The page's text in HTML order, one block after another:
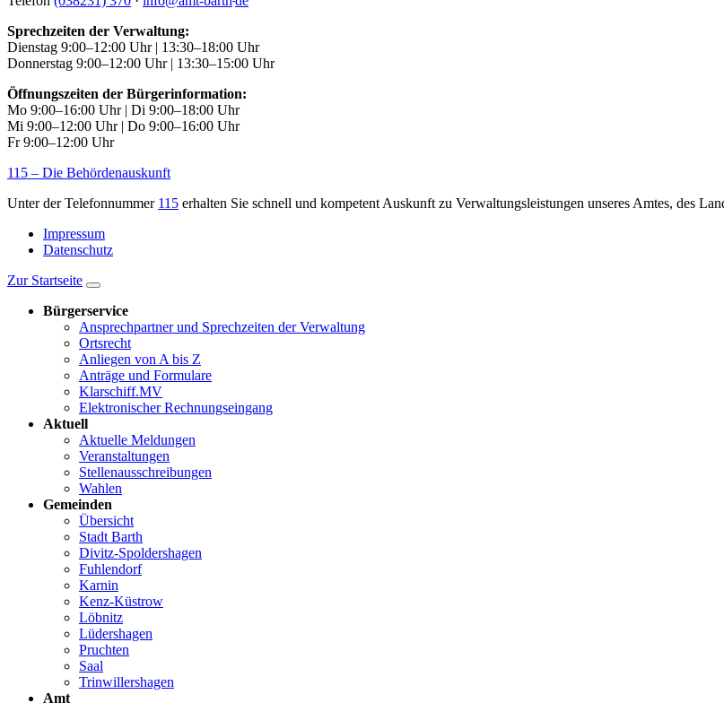
Sprechzeiten der Verwaltung:
Dienstag 9:00–12:00 Uhr | 13:30–18:00 Uhr
Donnerstag 9:00–12:00 Uhr | 13:30–15:00 Uhr
Öffnungszeiten der Bürgerinformation:
Mo 9:00–16:00 Uhr | Di 9:00–18:00 Uhr
Mi 9:00–12:00 Uhr | Do 9:00–16:00 Uhr
Fr 9:00–12:00 Uhr
115 – Die Behördenauskunft
Unter der Telefonnummer 115 erhalten Sie schnell und kompetent Auskunft zu Verwaltungsleistungen unseres Amtes, des
Impressum
Datenschutz
Zur Startseite
Bürgerservice
Ansprechpartner und Sprechzeiten der Verwaltung
Ortsrecht
Anliegen von A bis Z
Anträge und Formulare
Klarschiff.MV
Elektronischer Rechnungseingang
Aktuell
Aktuelle Meldungen
Veranstaltungen
Stellenausschreibungen
Wahlen
Gemeinden
Übersicht
Stadt Barth
Divitz-Spoldershagen
Fuhlendorf
Karnin
Kenz-Küstrow
Löbnitz
Lüdershagen
Pruchten
Saal
Trinwillershagen
Amt